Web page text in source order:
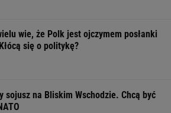
wie, że Polk jest ojczymem posłanki
się o politykę?
sojusz na Bliskim Wschodzie. Chcą być